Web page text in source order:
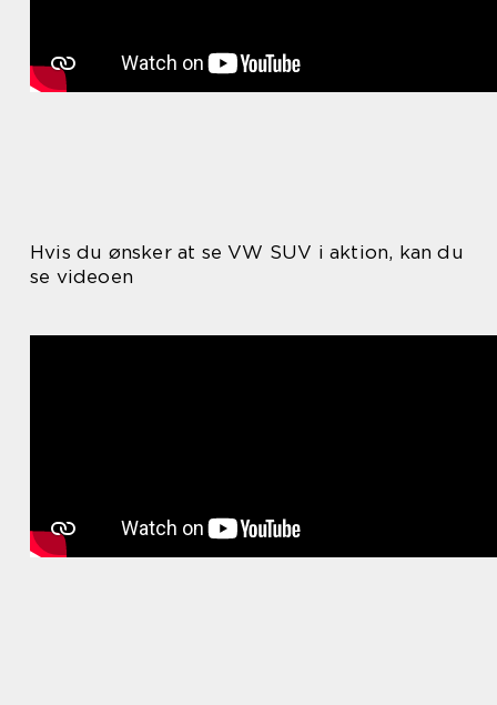
Hvis du ønsker at se VW SUV i aktion, kan du
se videoen